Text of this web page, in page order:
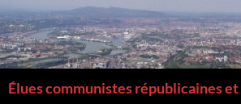
Aller
au
contenu